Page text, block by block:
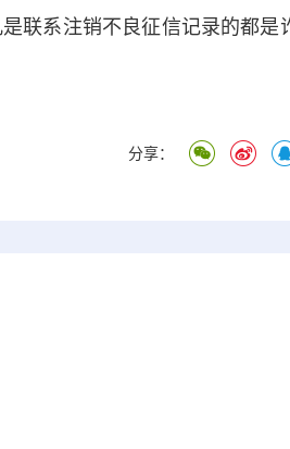
联系注销不良征信记录的都是
分享：